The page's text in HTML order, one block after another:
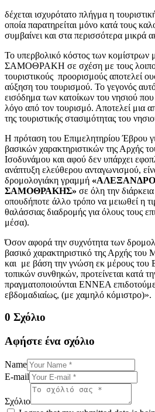
δέχεται ισχυρότατο πλήγμα η
οποία παρατηρείται μόνο κατά τους
συμβαίνει και στα περισσότερα μικρά
Το υπερβολικό κόστος των κομίστρων
ΣΑΜΟΘΡΑΚΗ σε σχέση με τους
τουριστικούς προορισμούς αποτελεί
αύξηση του τουρισμού. Το γεγονός
εισόδημα των κατοίκων του νησιού που
λόγο από τον τουρισμό. Αποτελεί μια
της τουριστικής στασιμότητας του
Η πρόταση του Επιμελητηρίου Έβρου
βασικών χαρακτηριστικών της Αρχής
Ισοδυνάμου και αφού δεν υπάρχει
ανάπτυξη ελεύθερου ανταγωνισμού,
δρομολογιάκη γραμμή
ΣΑΜΟΘΡΑΚΗΣ» σε όλη την
οπουδήποτε άλλο τρόπο να μειωθεί η
θαλάσσιας διαδρομής για όλους τους
μέσα).
Όσον αφορά την συχνότητα των
βασικό χαρακτηριστικό της Αρχής
και με βάση την γνώση εκ μέρους του
τοπικών συνθηκών, προτείνεται κατά
πραγματοποιούνται ΕΝΝΕΑ
εβδομαδιαίως, (με χαμηλό κόμιστρο)».
0 Σχόλιο
Αφήστε ένα σχόλιο
Name
E-mail
Σχόλιο